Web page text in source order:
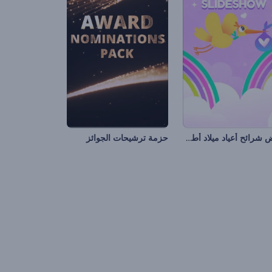
عرض شرائح أعياد ميلاد أطفال حزمة ترشيحات الجوائز